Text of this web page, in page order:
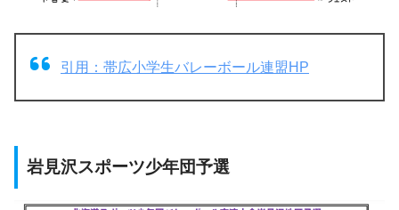
引用：帯広小学生バレーボール連盟HP
岩見沢スポーツ少年団予選